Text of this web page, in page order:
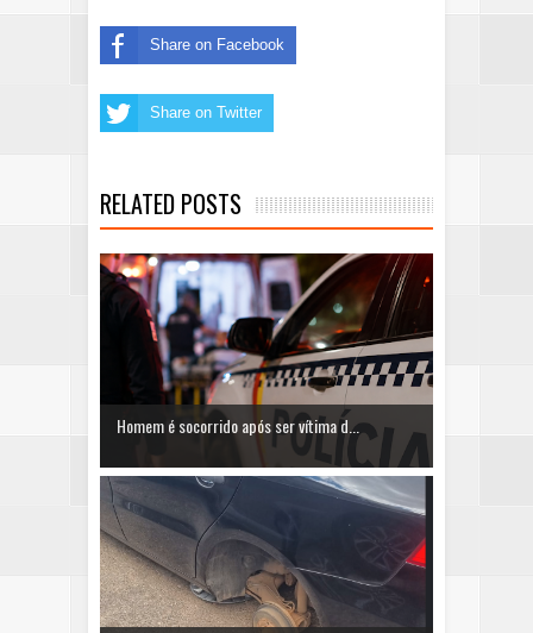
Share on Facebook
Share on Twitter
RELATED POSTS
Homem é socorrido após ser vítima d...